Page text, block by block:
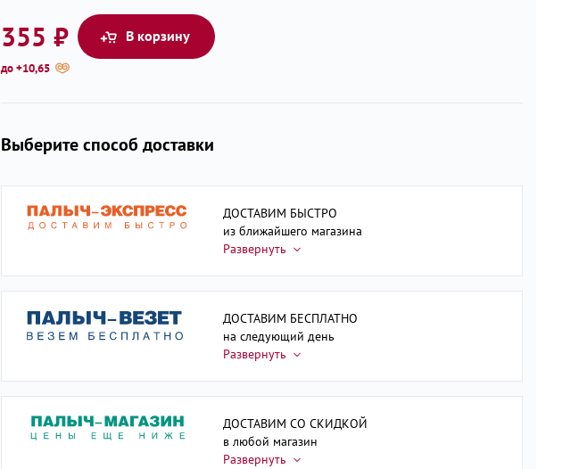
355 ₽ В корзину
до +10,65
Выберите способ доставки
ДОСТАВИМ БЫСТРО
из ближайшего магазина
ДОСТАВИМ БЕСПЛАТНО
на следующий день
ДОСТАВИМ СО СКИДКОЙ
в любой магазин